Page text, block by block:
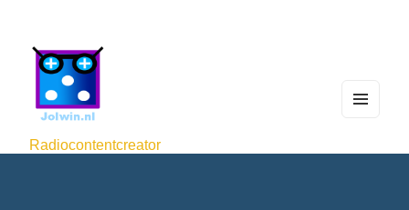
Radiocontentcreator
WIDG